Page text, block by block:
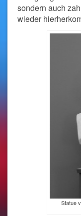
sondern auch
wieder
Statue